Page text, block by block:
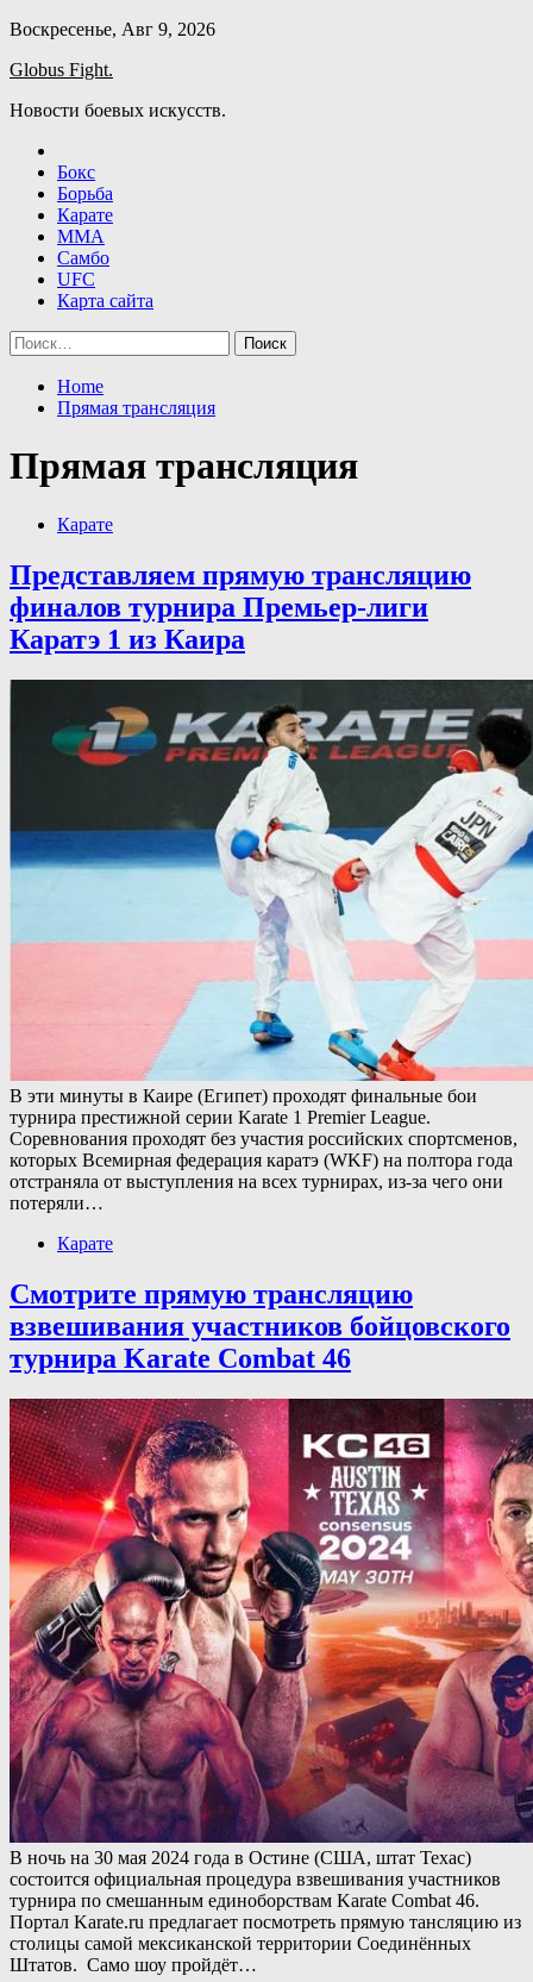
Skip
content
Воскресенье, Авг 9, 2026
Globus Fight.
Новости боевых искусств.
Бокс
Борьба
Карате
ММА
Самбо
UFC
Карта сайта
Найти:
Home
Прямая трансляция
Прямая трансляция
Карате
Представляем прямую трансляцию
финалов турнира Премьер-лиги
Каратэ 1 из Каира
В эти минуты в Каире (Египет) проходят финальные бои
турнира престижной серии Karate 1 Premier League.
Соревнования проходят без участия российских спортсменов,
которых Всемирная федерация каратэ (WKF) на полтора года
отстраняла от выступления на всех турнирах, из-за чего они
потеряли…
Карате
Смотрите прямую трансляцию
взвешивания участников бойцовского
турнира Karate Combat 46
В ночь на 30 мая 2024 года в Остине (США, штат Техас)
состоится официальная процедура взвешивания участников
турнира по смешанным единоборствам Karate Combat 46.
Портал Karate.ru предлагает посмотреть прямую тансляцию из
столицы самой мексиканской территории Соединённых
Штатов. Само шоу пройдёт…